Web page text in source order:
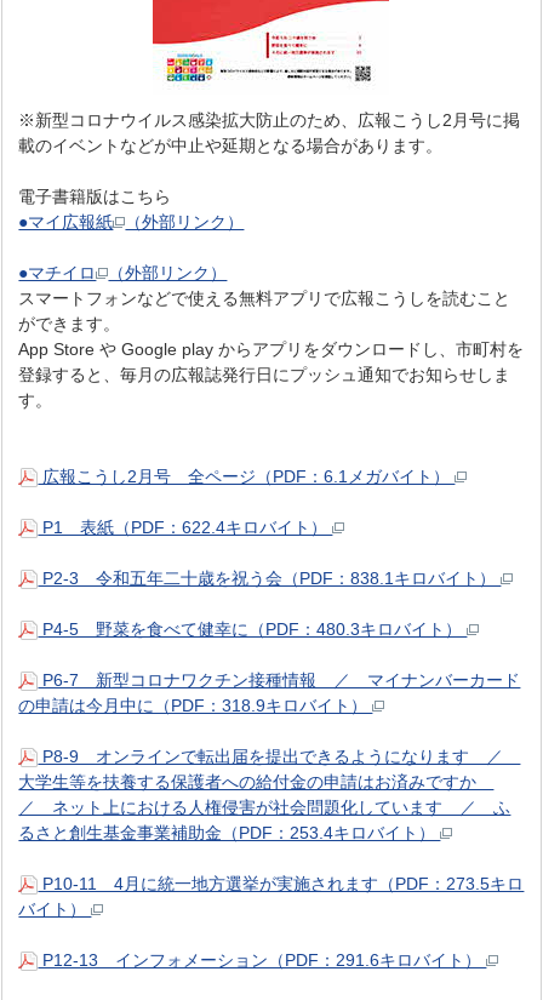
※新型コロナウイルス感染拡大防止のため、広報こうし2月号に掲
載のイベントなどが中止や延期となる場合があります。
電子書籍版はこちら
●マイ広報紙
（外部リンク）
●マチイロ
（外部リンク）
スマートフォンなどで使える無料アプリで広報こうしを読むこと
ができます。
App Store や Google play からアプリをダウンロードし、市町村を
登録すると、毎月の広報誌発行日にプッシュ通知でお知らせしま
す。
広報こうし2月号 全ページ（PDF：6.1メガバイト）
P1 表紙（PDF：622.4キロバイト）
P2-3 令和五年二十歳を祝う会（PDF：838.1キロバイト）
P4-5 野菜を食べて健幸に（PDF：480.3キロバイト）
P6-7 新型コロナワクチン接種情報 ／ マイナンバーカード
の申請は今月中に（PDF：318.9キロバイト）
P8-9 オンラインで転出届を提出できるようになります ／
大学生等を扶養する保護者への給付金の申請はお済みですか
／ ネット上における人権侵害が社会問題化しています ／ ふ
るさと創生基金事業補助金（PDF：253.4キロバイト）
P10-11 4月に統一地方選挙が実施されます（PDF：273.5キロ
バイト）
P12-13 インフォメーション（PDF：291.6キロバイト）